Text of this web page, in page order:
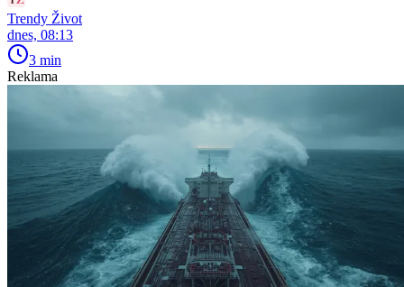
Trendy Život
dnes, 08:13
3 min
Reklama